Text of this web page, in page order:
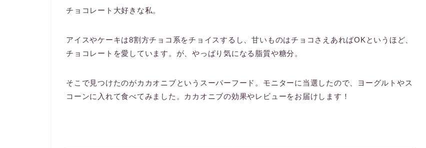
チョコレート大好きな私。
アイスやケーキは8割方チョコ系をチョイスするし、甘いものはチョコさえあればOKというほど、
チョコレートを愛しています。が、やっぱり気になる脂質や糖分。
そこで見つけたのがカカオニブというスーパーフード。モニターに当選したので、ヨーグルトやス
コーンに入れて食べてみました。カカオニブの効果やレビューをお届けします！